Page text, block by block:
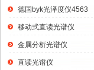
德国byk光泽度仪4563
移动式直读光谱仪
金属分析光谱仪
直读光谱仪